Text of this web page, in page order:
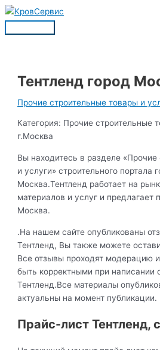
Перейти
к
содержимому
Главное
Тентленд город
Прочие строительные товары и
Категория: Прочие строительные
г.Москва
Вы находитесь в разделе
и услуги» строительного портала
Москва.Тентленд работает на
материалов и услуг и предлагает
Москва.
.На нашем сайте опубликованы
Тентленд, Вы также можете
Все отзывы проходят модерацию
быть корректными при написании
Тентленд.Все материалы
актуальны на момент публикации.
Прайс-лист Тентленд,